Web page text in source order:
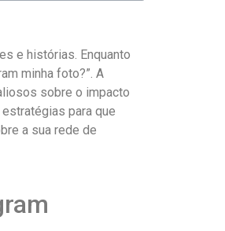
e histórias. Enquanto
minha foto?”. A⁣
sobre o impacto
para que
a sua rede de